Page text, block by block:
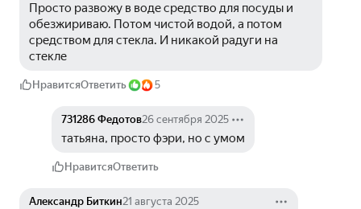
Просто развожу в воде средство для посуды и
обезжириваю. Потом чистой водой, а потом
средством для стекла. И никакой радуги на
стекле
НравитсяОтветить 5
731286 Федотов26 сентября 2025
татьяна, просто фэри, но с умом
НравитсяОтветить
Александр Биткин21 августа 2025